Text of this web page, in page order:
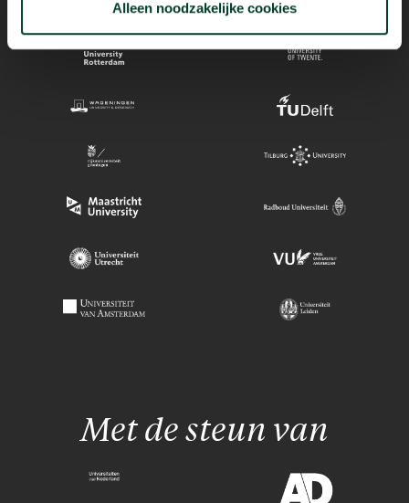
Alleen noodzakelijke cookies
Met de steun van